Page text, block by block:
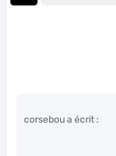
corsebou a écrit :